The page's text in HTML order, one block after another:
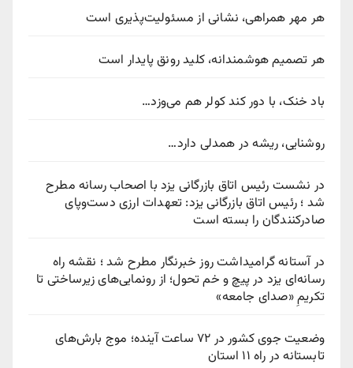
هر مهر همراهی، نشانی از مسئولیت‌پذیری است
هر تصمیم هوشمندانه، کلید رونق پایدار است
باد خنک، با دور کند کولر هم می‌وزد…
روشنایی، ریشه در همدلی دارد…
در نشست رئیس اتاق بازرگانی یزد با اصحاب رسانه مطرح
شد ؛ رئیس اتاق بازرگانی یزد: تعهدات ارزی دست‌وپای
صادرکنندگان را بسته است
در آستانه گرامیداشت روز خبرنگار مطرح شد ؛ نقشه راه
رسانه‌ای یزد در پیچ‌ و خم تحول؛ از رونمایی‌های زیرساختی تا
تکریمِ «صدای جامعه»
وضعیت جوی کشور در ۷۲ ساعت آینده؛ موج بارش‌های
تابستانه در راه ۱۱ استان